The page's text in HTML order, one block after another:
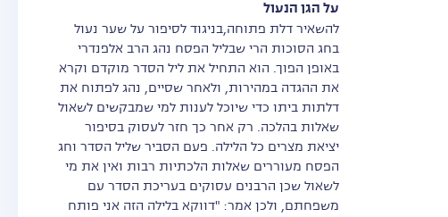
על הגן הנעול
להשאיר דלת פתוחה,בניגוד לסיפור על שער נעול
בחג הסוכות הרי שבליל הפסח נהג הרב אלפנדרי
באופן הפוך. הוא התחיל את ליל הסדר מוקדם וקרא
את ההגדה במהירות, ולאחר שסיים, נהג לפתוח את
דלתות ביתו כדי שיוכל לענות למי שמבקשים לשאול
שאלות בהלכה. רק אחר כך חזר לעסוק בסיפור
יציאת מצרים כל הלילה. פעם הסביר שליל הסדר וחג
הפסח מעוררים שאלות הלכתיות רבות ואין את מי
לשאול שכן הרבנים עסוקים בעריכת הסדר עם
משפחתם, ולכן אמר: "דווקא בלילה הזה אני פותח